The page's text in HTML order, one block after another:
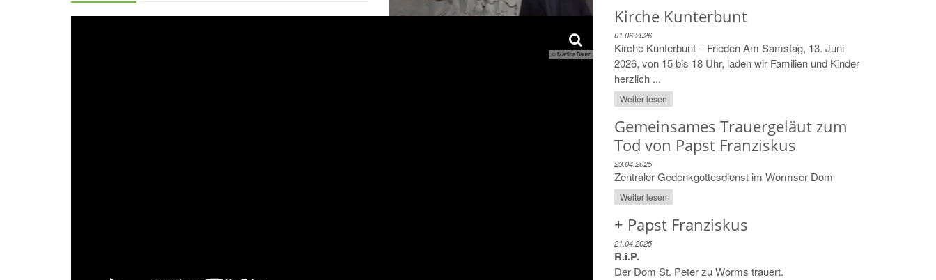
© Martina Bauer
Kirche Kunterbunt
01.06.2026
Kirche Kunterbunt – Frieden Am Samstag, 13. Juni
2026, von 15 bis 18 Uhr, laden wir Familien und Kinder
herzlich ...
Weiter lesen
Gemeinsames Trauergeläut zum
Tod von Papst Franziskus
23.04.2025
Zentraler Gedenkgottesdienst im Wormser Dom
Weiter lesen
+ Papst Franziskus
21.04.2025
R.i.P.
Der Dom St. Peter zu Worms trauert.